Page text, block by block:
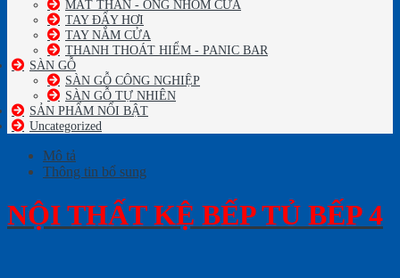
MẮT THẦN - ỐNG NHÒM CỬA
TAY ĐẨY HƠI
TAY NẮM CỬA
THANH THOÁT HIỂM - PANIC BAR
SÀN GỖ
SÀN GỖ CÔNG NGHIỆP
SÀN GỖ TỰ NHIÊN
SẢN PHẨM NỔI BẬT
Uncategorized
Mô tả
Thông tin bổ sung
NỘI THẤT KỆ BẾP TỦ BẾP 4